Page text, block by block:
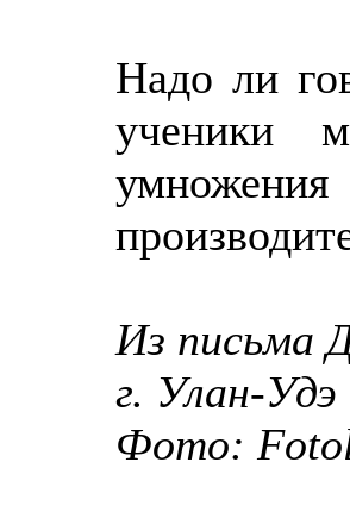
Надо ли
ученики
Из письма
г. Улан-Удэ
Фото: